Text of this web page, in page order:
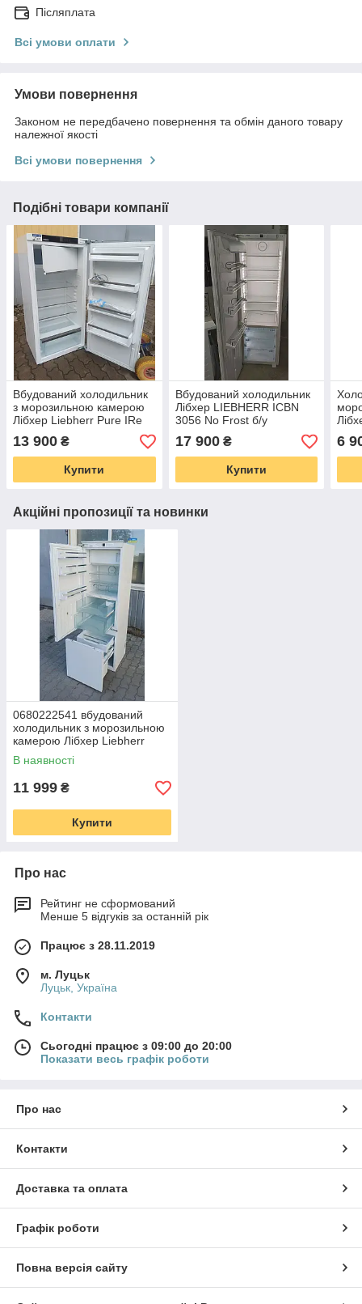
Післяплата
Всі умови оплати
Умови повернення
Законом не передбачено повернення та обмін даного товару
належної якості
Всі умови повернення
Подібні товари компанії
Вбудований холодильник
з морозильною камерою
Лібхер Liebherr Pure IRe
4101
13 900 ₴
Купити
Вбудований холодильник
Лібхер LIEBHERR ICBN
3056 No Frost б/у
17 900₴
Купити
6
Акційні пропозиції та новинки
0680222541 вбудований
холодильник з морозильною
камерою Лібхер Liebherr
IKBV 3264 Fresh Zone
В наявності
11 999 ₴
Купити
Про нас
Рейтинг не сформований
Менше 5 відгуків за останній рік
Працює з 28.11.2019
м. Луцьк
Луцьк, Україна
Контакти
Сьогодні працює з 09:00 до 20:00
Показати весь графік роботи
Про нас
Контакти
Доставка та оплата
Графік роботи
Повна версія сайту